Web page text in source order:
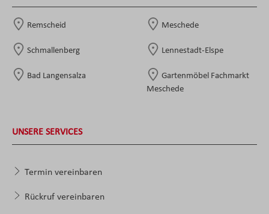
Remscheid Meschede
Schmallenberg Lennestadt-Elspe
Bad Langensalza
Gartenmöbel Fachmarkt
Meschede
UNSERE SERVICES
Termin vereinbaren
Rückruf vereinbaren